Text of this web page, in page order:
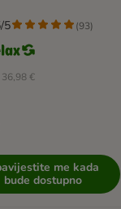
36,98 €
5 (93)
me kada
bude dostupno